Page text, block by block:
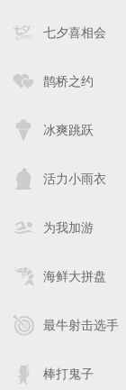
七夕喜相会
鹊桥之约
冰爽跳跃
活力小雨衣
为我加游
海鲜大拼盘
最牛射击选手
棒打鬼子